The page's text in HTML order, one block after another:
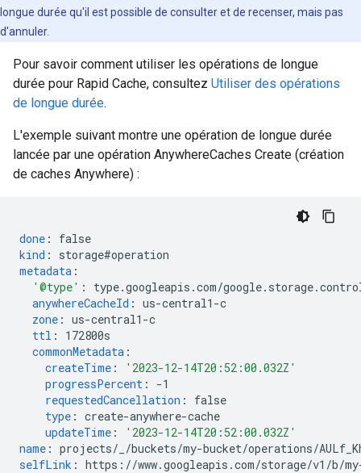
longue durée qu'il est possible de consulter et de recenser, mais pas
d'annuler.
Pour savoir comment utiliser les opérations de longue
durée pour Rapid Cache, consultez Utiliser des opérations
de longue durée.
L'exemple suivant montre une opération de longue durée
lancée par une opération AnywhereCaches Create (création
de caches Anywhere) :
done :
false
kind :
storage#operation
metadata :
'@type' :
type.googleapis.com/
anywhereCacheId : us-central1-c
zone : us-central1-c
ttl :
172800s
commonMetadata :
createTime :
'2023-12-14T20:52:00.032Z'
progressPercent :
-1
requestedCancellation :
false
type : create-anywhere-cache
updateTime :
'2023-12-14T20:52:00.032Z'
name : projects/_/buckets/my-bucket/operations/
selfLink : https://www.googleapis.com/storage/v1/b/my-